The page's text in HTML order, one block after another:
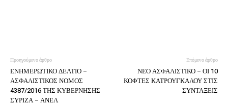
Προηγούμενο άρθρο
ΕΝΗΜΕΡΩΤΙΚΟ ΔΕΛΤΙΟ –
ΑΣΦΑΛΙΣΤΙΚΟΣ ΝΟΜΟΣ
4387/2016 ΤΗΣ ΚΥΒΕΡΝΗΣΗΣ
ΣΥΡΙΖΑ – ΑΝΕΛ
Επόμενο άρθρο
ΝΕΟ ΑΣΦΑΛΙΣΤΙΚΟ – ΟΙ 10
ΚΟΦΤΕΣ ΚΑΤΡΟΥΓΚΑΛΟΥ ΣΤΙΣ
ΣΥΝΤΑΞΕΙΣ